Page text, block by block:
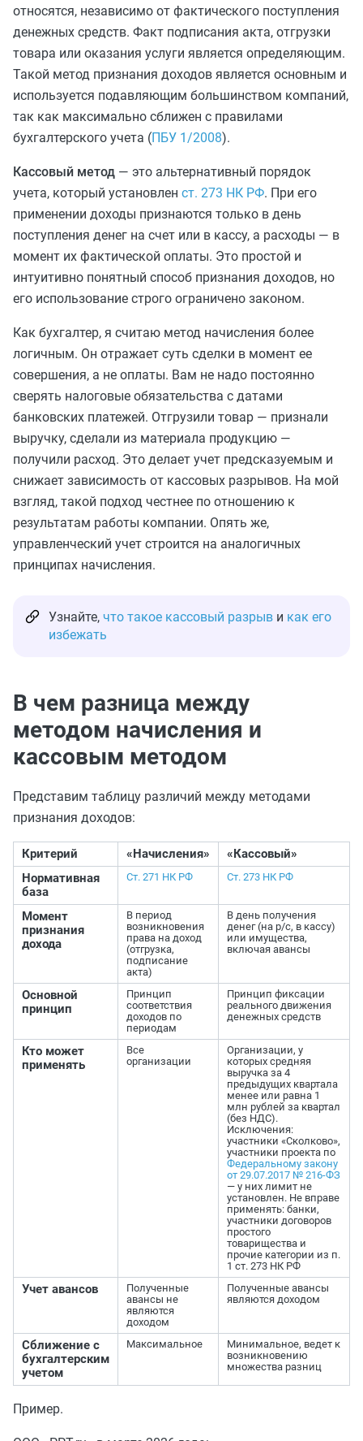
относятся, независимо от фактического поступления
денежных средств. Факт подписания акта, отгрузки
товара или оказания услуги является определяющим.
Такой метод признания доходов является основным и
используется подавляющим большинством компаний,
так как максимально сближен с правилами
бухгалтерского учета (ПБУ 1/2008).
Кассовый метод — это альтернативный порядок
учета, который установлен ст. 273 НК РФ. При его
применении доходы признаются только в день
поступления денег на счет или в кассу, а расходы — в
момент их фактической оплаты. Это простой и
интуитивно понятный способ признания доходов, но
его использование строго ограничено законом.
Как бухгалтер, я считаю метод начисления более
логичным. Он отражает суть сделки в момент ее
совершения, а не оплаты. Вам не надо постоянно
сверять налоговые обязательства с датами
банковских платежей. Отгрузили товар — признали
выручку, сделали из материала продукцию —
получили расход. Это делает учет предсказуемым и
снижает зависимость от кассовых разрывов. На мой
взгляд, такой подход честнее по отношению к
результатам работы компании. Опять же,
управленческий учет строится на аналогичных
принципах начисления.
Узнайте, что такое кассовый разрыв и как его
избежать
В чем разница между
методом начисления и
кассовым методом
Представим таблицу различий между методами
признания доходов:
Критерий «Начисления»
«Кассовый»
Нормативная
база
Ст. 271 НК РФ Ст. 273 НК РФ
Момент
признания
дохода
В период
возникновения
права на доход
(отгрузка,
подписание
акта)
В день получения
денег (на р/с, в кассу)
или имущества,
включая авансы
Основной
принцип
Принцип
соответствия
доходов по
периодам
Принцип фиксации
реального движения
денежных средств
Кто может
применять
Все
организации
Организации, у
которых средняя
выручка за 4
предыдущих квартала
менее или равна 1
млн рублей за квартал
(без НДС).
Исключения:
участники «Сколково»,
участники проекта по
Федеральному закону
от 29.07.2017 № 216-ФЗ
— у них лимит не
установлен. Не вправе
применять: банки,
участники договоров
простого
товарищества и
прочие категории из п.
1 ст. 273 НК РФ
Учет авансов
Полученные
авансы не
являются
доходом
Полученные авансы
являются доходом
Сближение с
бухгалтерским
учетом
Максимальное
Минимальное, ведет к
возникновению
множества разниц
Пример.